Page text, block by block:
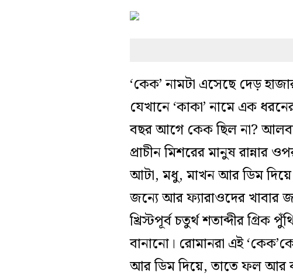
‘কেক’ নামটা এসেছে দেড়
যেখানে ‘কাকা’ নামে এক
বছর আগে কেক ছিল না?
প্রাচীন মিশরের মানুষ রান্নার
আটা, মধু, মাখন আর ডিম দিয়ে
জন্যে আর ফ্যারাওদের খাবার
খ্রিস্টপূর্ব চতুর্থ শতাব্দীর
বানানো। রোমানরা এই
আর ডিম দিয়ে, তাতে ফল আর